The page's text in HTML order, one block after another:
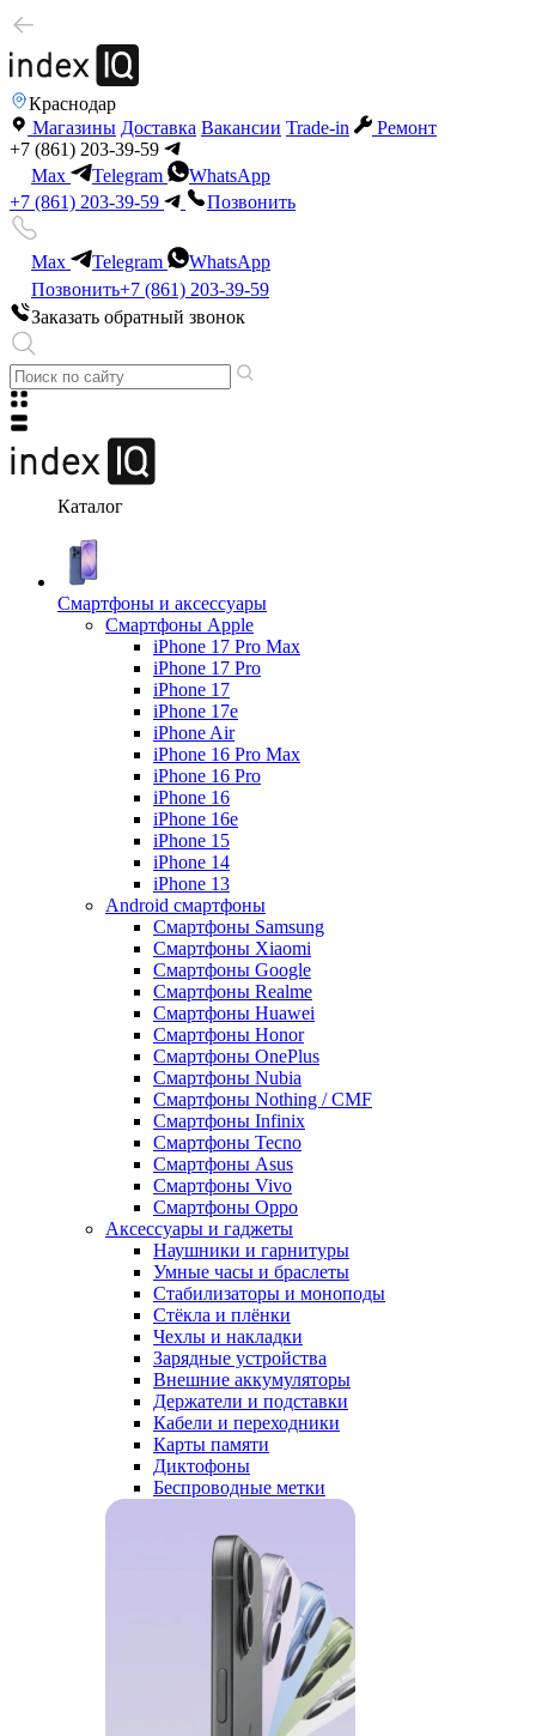
Краснодар
Магазины Доставка Вакансии Trade-in
Ремонт
+7 (861) 203-39-59
Max
Telegram
WhatsApp
+7 (861) 203-39-59
Позвонить
Max Telegram
WhatsApp
Позвонить+7 (861) 203-39-59
Заказать обратный звонок
Каталог
Смартфоны и аксессуары
Смартфоны Apple
iPhone 17 Pro Max
iPhone 17 Pro
iPhone 17
iPhone 17e
iPhone Air
iPhone 16 Pro Max
iPhone 16 Pro
iPhone 16
iPhone 16e
iPhone 15
iPhone 14
iPhone 13
Android cмартфоны
Смартфоны Samsung
Смартфоны Xiaomi
Смартфоны Google
Смартфоны Realme
Смартфоны Huawei
Смартфоны Honor
Смартфоны OnePlus
Смартфоны Nubia
Смартфоны Nothing / CMF
Смартфоны Infinix
Смартфоны Tecno
Смартфоны Asus
Смартфоны Vivo
Смартфоны Oppo
Аксессуары и гаджеты
Наушники и гарнитуры
Умные часы и браслеты
Стабилизаторы и моноподы
Стёкла и плёнки
Чехлы и накладки
Зарядные устройства
Внешние аккумуляторы
Держатели и подставки
Кабели и переходники
Карты памяти
Диктофоны
Беспроводные метки